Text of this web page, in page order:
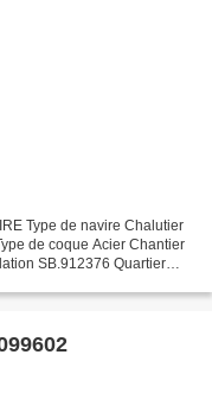
Type de navire Chalutier
de coque Acier Chantier
SB.912376 Quartier
IMO.9099602